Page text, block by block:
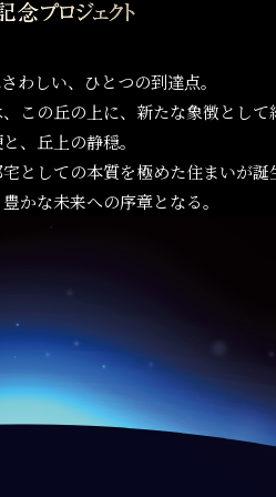
わしい、ひとつの到達点。
この丘の上に、新たな象徴として
、丘上の静穏。
としての本質を極めた住まいが誕
かな未来への序章となる。